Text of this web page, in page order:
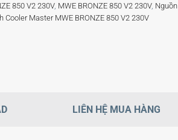
850 V2 230V, MWE BRONZE 850 V2 230V, Nguồn
Cooler Master MWE BRONZE 850 V2 230V
LIÊN HỆ MUA HÀNG